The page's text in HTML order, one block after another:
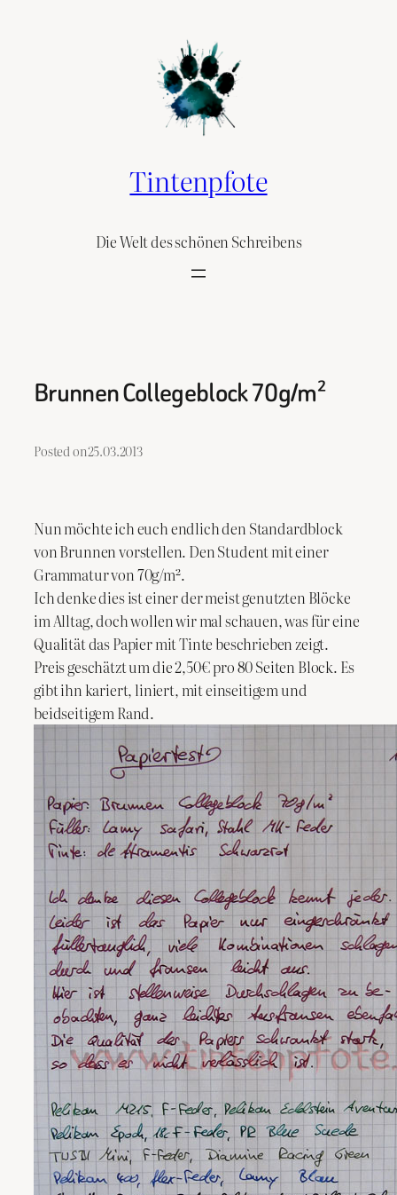
Tintenpfote
Die Welt des schönen Schreibens
Brunnen Collegeblock 70g/m²
Posted on25.03.2013
Nun möchte ich euch endlich den Standardblock
von Brunnen vorstellen. Den Student mit einer
Grammatur von 70g/m².
Ich denke dies ist einer der meist genutzten Blöcke
im Alltag, doch wollen wir mal schauen, was für eine
Qualität das Papier mit Tinte beschrieben zeigt.
Preis geschätzt um die 2,50€ pro 80 Seiten Block. Es
gibt ihn kariert, liniert, mit einseitigem und
beidseitigem Rand.